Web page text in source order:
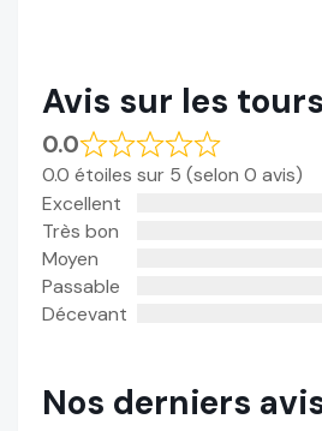
Avis sur les tours
0.0
0.0 étoiles sur 5 (selon 0 avis)
Excellent
Très bon
Moyen
Passable
Décevant
Nos derniers